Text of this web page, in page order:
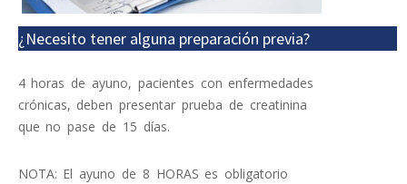
¿Necesito tener alguna preparación previa?
4 horas de ayuno, pacientes con enfermedades
crónicas, deben presentar prueba de creatinina
que no pase de 15 días.
NOTA: El ayuno de 8 HORAS es obligatorio